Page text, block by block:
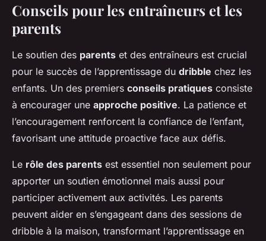
Conseils pour les entraîneurs et les
parents
Le soutien des parents et des entraîneurs est crucial
pour le succès de l’apprentissage du dribble chez les
enfants. Un des premiers conseils pratiques consiste
à encourager une approche positive. La patience et
l’encouragement renforcent la confiance de l’enfant,
favorisant une attitude proactive face aux défis.
Le rôle des parents est essentiel non seulement pour
apporter un soutien émotionnel mais aussi pour
participer activement aux activités. Les parents
peuvent aider en s’engageant dans des sessions de
dribble à la maison, transformant l’apprentissage en